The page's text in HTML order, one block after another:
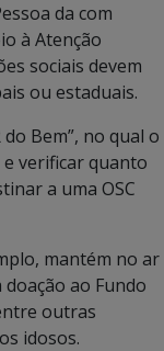
da com
à Atenção
sociais devem
ou estaduais.
Bem”, no qual o
verificar quanto
a uma OSC
mantém no ar
ao Fundo
outras
idosos.